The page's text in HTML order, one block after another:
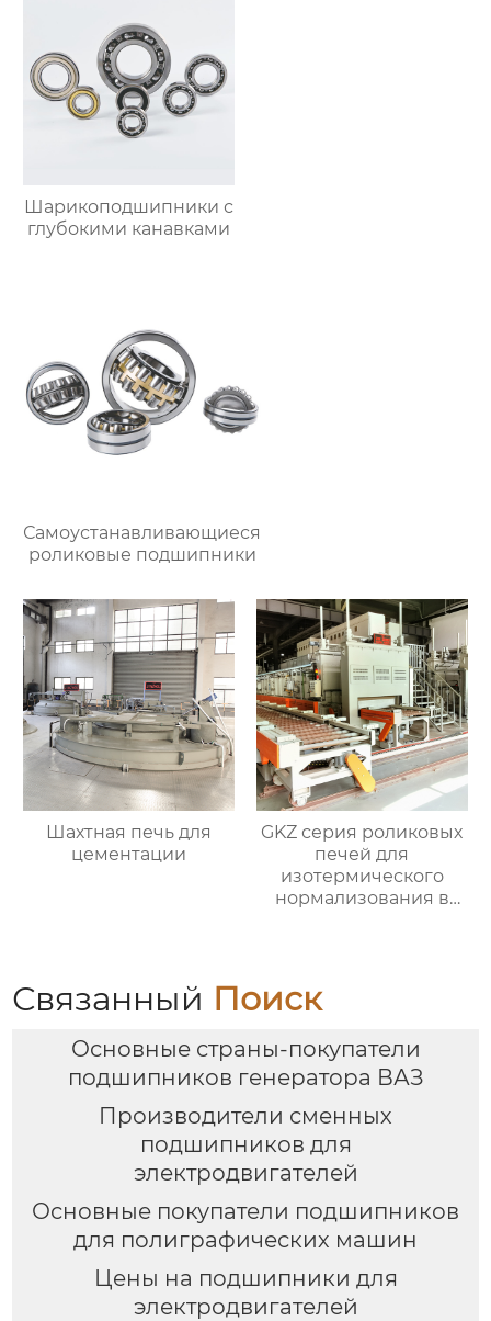
Шарикоподшипники с
глубокими канавками
Самоустанавливающиеся
роликовые подшипники
Шахтная печь для
цементации
GKZ серия роликовых
печей для
изотермического
нормализования в
Связанный Поиск
Основные страны-покупатели
подшипников генератора ВАЗ
Производители сменных
подшипников для
электродвигателей
Основные покупатели подшипников
для полиграфических машин
Цены на подшипники для
электродвигателей